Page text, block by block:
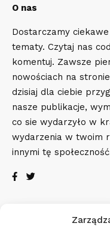
O nas
Dostarczamy
tematy. Czytaj nas
komentuj. Zawsze
nowościach na
dzisiaj dla ciebie
nasze publikacje,
co sie wydarzyło w
wydarzenia w twoim
innymi tę